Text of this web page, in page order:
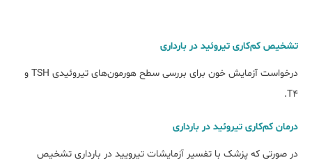
تشخیص کم‌کاری تیروئید در بارداری
درخواست آزمایش خون برای بررسی سطح هورمون‌های تیروئیدی TSH و
T4.
درمان کم‌کاری تیروئید در بارداری
در صورتی که پزشک با تفسیر آزمایشات تیرویید در بارداری تشخیص